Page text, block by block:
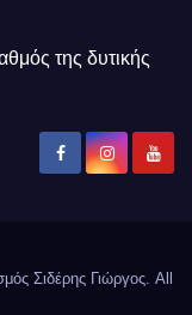
της δυτικής
Σιδέρης Γιώργος. All